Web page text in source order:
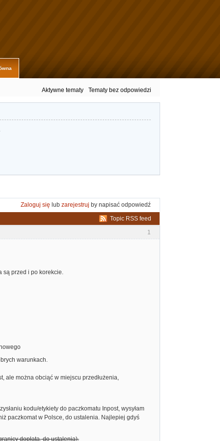
Aktywne tematy Tematy bez odpowiedzi
Zaloguj się lub zarejestruj by napisać odpowiedź
Topic RSS feed
1
są przed i po korekcie.
warunkach.
ale można obciąć w miejscu przedłużenia,
kodu/etykiety do paczkomatu Inpost, wysyłam
paczkomat w Polsce, do ustalenia. Najlepiej gdyś
dopłata, do ustalenia).